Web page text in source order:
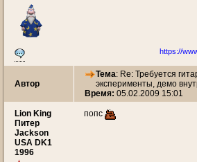
https://
Автор
Тема: Re: Требуется
эксперименты, демо
Время: 05.02.2009 15:01
Lion King
Питер
Jackson
USA DK1
1996
попс